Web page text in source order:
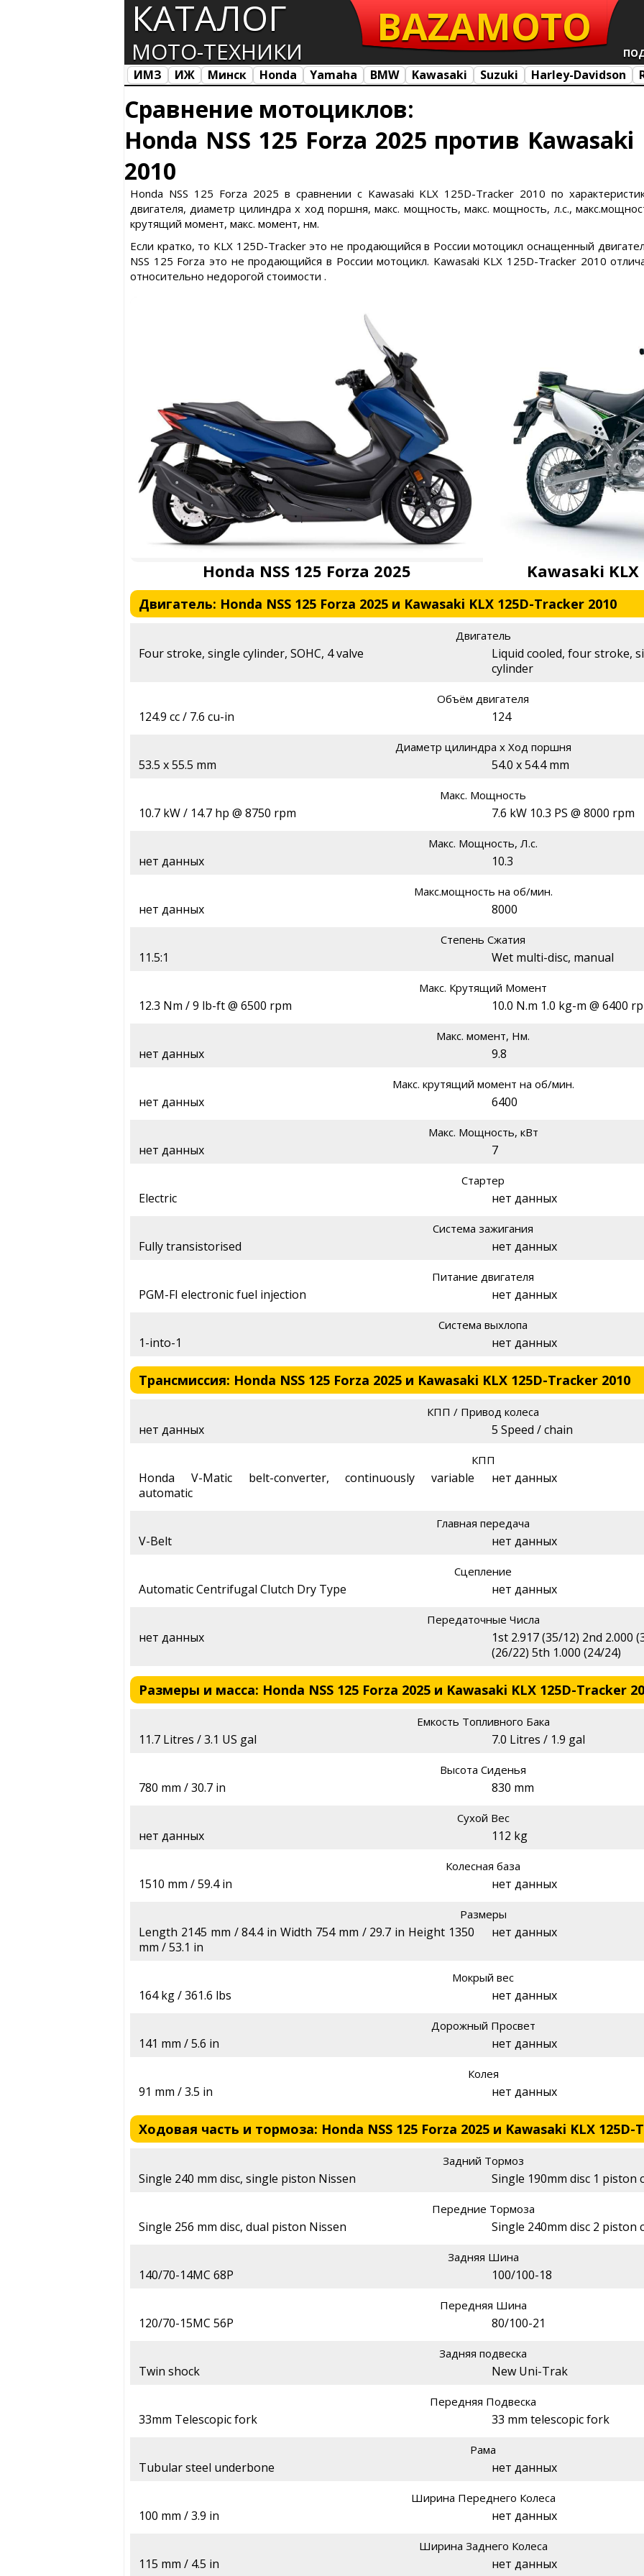
КАТАЛОГ
МОТО-ТЕХНИКИ
BAZAMOTO
ИМЗ ИЖ Минск Honda Yamaha BMW Kawasaki Suzuki Harley-Davidson
Сравнение мотоциклов:
Honda NSS 125 Forza 2025 против Kawasaki
2010
Honda NSS 125 Forza 2025 в сравнении с Kawasaki KLX 125D-Tracker 2010 по
двигателя, диаметр цилиндра х ход поршня, макс. мощность, макс. мощность, л.с.,
крутящий момент, макс. момент, нм.
Если кратко, то KLX 125D-Tracker это не продающийся в России мотоцикл оснащенный
NSS 125 Forza это не продающийся в России мотоцикл. Kawasaki KLX 125D-Tracker 2010
относительно недорогой стоимости .
Honda NSS 125 Forza 2025 Kawasaki
Двигатель: Honda NSS 125 Forza 2025 и Kawasaki KLX 125D-Tracker 2010
Двигатель
Four stroke, single cylinder, SOHC, 4 valve
Liquid cooled, four stroke,
cylinder
Объём двигателя
124.9 cc / 7.6 cu-in 124
Диаметр цилиндра х Ход поршня
53.5 x 55.5 mm 54.0 x 54.4 mm
Макс. Мощность
10.7 kW / 14.7 hp @ 8750 rpm 7.6 kW 10.3 PS @ 8000 rpm
Макс. Мощность, Л.с.
нет данных 10.3
Макс.мощность на об/мин.
нет данных 8000
Степень Сжатия
11.5:1 Wet multi-disc, manual
Макс. Крутящий Момент
12.3 Nm / 9 lb-ft @ 6500 rpm 10.0 N.m 1.0 kg-m @ 6400
Макс. момент, Нм.
нет данных 9.8
Макс. крутящий момент на об/мин.
нет данных 6400
Макс. Мощность, кВт
нет данных 7
Стартер
Electric нет данных
Система зажигания
Fully transistorised нет данных
Питание двигателя
PGM-FI electronic fuel injection нет данных
Система выхлопа
1-into-1 нет данных
Трансмиссия: Honda NSS 125 Forza 2025 и Kawasaki KLX 125D-Tracker 2010
КПП / Привод колеса
нет данных 5 Speed / chain
КПП
Honda V-Matic belt-converter, continuously variable
automatic
нет данных
Главная передача
V-Belt нет данных
Сцепление
Automatic Centrifugal Clutch Dry Type нет данных
Передаточные Числа
нет данных
1st 2.917 (35/12) 2nd 2.000
(26/22) 5th 1.000 (24/24)
Размеры и масса: Honda NSS 125 Forza 2025 и Kawasaki KLX 125D-Tracker
Емкость Топливного Бака
11.7 Litres / 3.1 US gal 7.0 Litres / 1.9 gal
Высота Сиденья
780 mm / 30.7 in 830 mm
Сухой Вес
нет данных 112 kg
Колесная база
1510 mm / 59.4 in нет данных
Размеры
Length 2145 mm / 84.4 in Width 754 mm / 29.7 in Height 1350
mm / 53.1 in
нет данных
Мокрый вес
164 kg / 361.6 lbs нет данных
Дорожный Просвет
141 mm / 5.6 in нет данных
Колея
91 mm / 3.5 in нет данных
Ходовая часть и тормоза: Honda NSS 125 Forza 2025 и Kawasaki KLX 125D-
Задний Тормоз
Single 240 mm disc, single piston Nissen Single 190mm disc 1 piston
Передние Тормоза
Single 256 mm disc, dual piston Nissen Single 240mm disc 2 piston
Задняя Шина
140/70-14MC 68P 100/100-18
Передняя Шина
120/70-15MC 56P 80/100-21
Задняя подвеска
Twin shock New Uni-Trak
Передняя Подвеска
33mm Telescopic fork 33 mm telescopic fork
Рама
Tubular steel underbone нет данных
Ширина Переднего Колеса
100 mm / 3.9 in нет данных
Ширина Заднего Колеса
115 mm / 4.5 in нет данных